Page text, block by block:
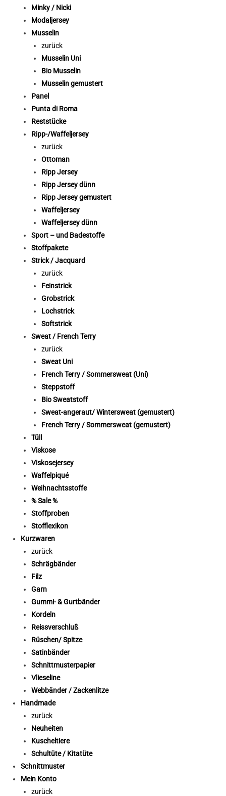
Minky / Nicki
Modaljersey
Musselin
zurück
Musselin Uni
Bio Musselin
Musselin gemustert
Panel
Punta di Roma
Reststücke
Ripp-/Waffeljersey
zurück
Ottoman
Ripp Jersey
Ripp Jersey dünn
Ripp Jersey gemustert
Waffeljersey
Waffeljersey dünn
Sport – und Badestoffe
Stoffpakete
Strick / Jacquard
zurück
Feinstrick
Grobstrick
Lochstrick
Softstrick
Sweat / French Terry
zurück
Sweat Uni
French Terry / Sommersweat (Uni)
Steppstoff
Bio Sweatstoff
Sweat-angeraut/ Wintersweat (gemustert)
French Terry / Sommersweat (gemustert)
Tüll
Viskose
Viskosejersey
Waffelpiqué
Weihnachtsstoffe
% Sale %
Stoffproben
Stofflexikon
Kurzwaren
zurück
Schrägbänder
Filz
Garn
Gummi- & Gurtbänder
Kordeln
Reissverschluß
Rüschen/ Spitze
Satinbänder
Schnittmusterpapier
Vlieseline
Webbänder / Zackenlitze
Handmade
zurück
Neuheiten
Kuscheltiere
Schultüte / Kitatüte
Schnittmuster
Mein Konto
zurück